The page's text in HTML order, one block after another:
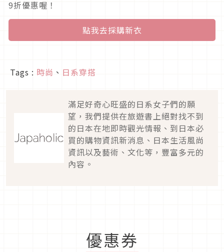
9折優惠喔！
點我去採購新衣
Tags : 時尚 、 日系穿搭
滿足好奇心旺盛的日系女子們的願
望，我們提供在旅遊書上絕對找不到
的日本在地即時觀光情報、到日本必
買的購物資訊新消息、日本生活風尚
資訊以及藝術、文化等，豐富多元的
內容。
優惠券